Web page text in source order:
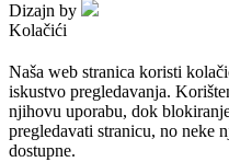
Dizajn by
Kolačići
Naša web stranica koristi
iskustvo pregledavanja.
njihovu uporabu, dok
pregledavati stranicu, no neke
dostupne.